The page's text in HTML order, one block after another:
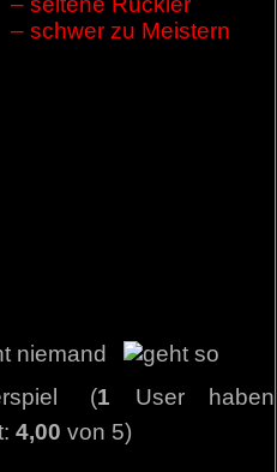
– schwer zu Meistern
(1 User haben
4,00 von 5)